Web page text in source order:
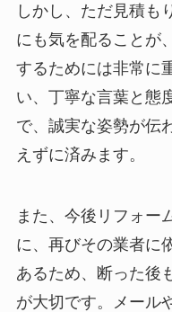
しかし、ただ見積も
にも気を配ることが
するためには非常に
い、丁寧な言葉と態
で、誠実な姿勢が伝
えずに済みます。
また、今後リフォー
に、再びその業者に
あるため、断った後
が大切です。メール